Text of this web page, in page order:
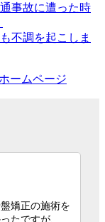
事故に遭った時
不調を起こしま